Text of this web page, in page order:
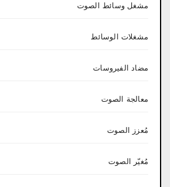
مشغل وسائط الصوت
مشغلات الوسائط
مضاد الفيروسات
معالجة الصوت
مُعزز الصوت
مُغيّر الصوت